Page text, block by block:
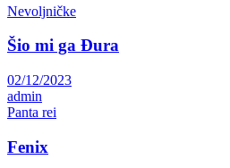
Nevoljničke
Šio mi ga Đura
02/12/2023
admin
Panta rei
Fenix